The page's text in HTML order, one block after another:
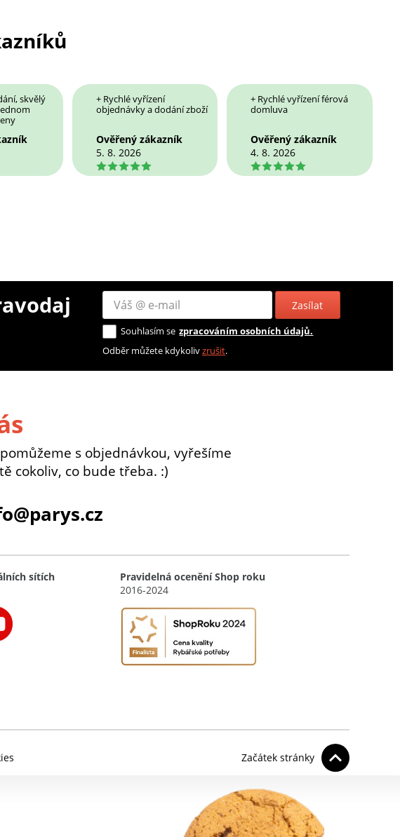
skvělý
+ Rychlé vyřízení
objednávky a dodání zboží
Ověřený zákazník
5. 8. 2026
5
+ Rychlé vyřízení férová
domluva
Ověřený zákazník
4. 8. 2026
5
Zasílat
Souhlasím se zpracováním osobních údajů.
Odběr můžete kdykolivzrušit.
s objednávkou, vyřešíme
cokoliv, co bude třeba. :)
sítích
Pravidelná ocenění Shop roku
2016-2024
Začátek stránky